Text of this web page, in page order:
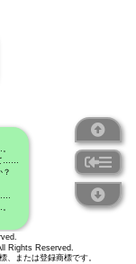
Rights Reserved.
、または登録商標です。
……